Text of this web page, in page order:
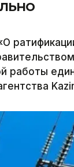
работы